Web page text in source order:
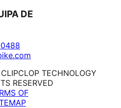
DE
TECHNOLOGY
RESERVED
OF